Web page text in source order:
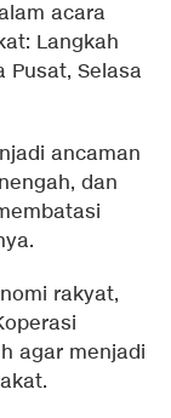
acara
Langkah
Pusat, Selasa
ancaman
dan
rakyat,
agar menjadi